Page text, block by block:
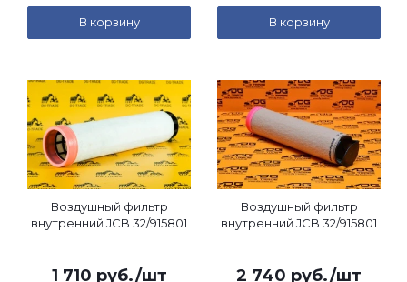
В корзину В корзину
Воздушный фильтр
внутренний JCB 32/915801
1 710 руб./шт
Воздушный фильтр
внутренний JCB 32/915801
2 740 руб./шт